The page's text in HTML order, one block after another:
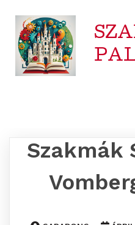
Szakmák